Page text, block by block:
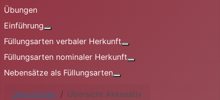
Übungen
Einführung
Füllungsarten verbaler Herkunft
Füllungsarten nominaler Herkunft
Nebensätze als Füllungsarten
Übersichten
Übersicht Akkusativ